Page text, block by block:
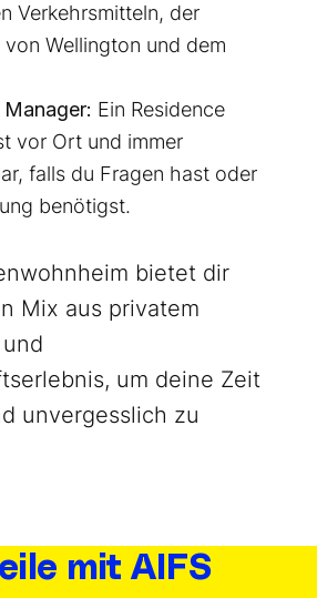
Verkehrsmitteln, der
Wellington und dem
Ein Residence
vor Ort und immer
falls du Fragen hast oder
benötigst.
bietet dir
Mix aus privatem
um deine Zeit
unvergesslich zu
mit AIFS